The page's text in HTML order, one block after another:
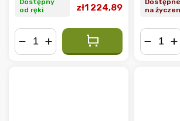
od ręki
zł1 224,89
na